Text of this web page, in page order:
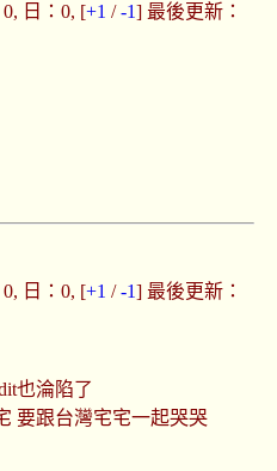
日：0, [+1 /-1] 最後更新：
日：0, [+1 /-1] 最後更新：
也淪陷了
要跟台灣宅宅一起哭哭